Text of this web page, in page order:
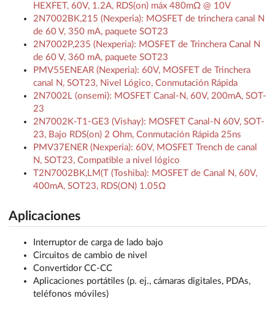
HEXFET, 60V, 1.2A, RDS(on) máx 480mΩ @ 10V
2N7002BK,215 (Nexperia): MOSFET de trinchera canal N
de 60 V, 350 mA, paquete SOT23
2N7002P,235 (Nexperia): MOSFET de Trinchera Canal N
de 60 V, 360 mA, paquete SOT23
PMV55ENEAR (Nexperia): 60V, MOSFET de Trinchera
canal N, SOT23, Nivel Lógico, Conmutación Rápida
2N7002L (onsemi): MOSFET Canal-N, 60V, 200mA, SOT-
23
2N7002K-T1-GE3 (Vishay): MOSFET Canal-N 60V, SOT-
23, Bajo RDS(on) 2 Ohm, Conmutación Rápida 25ns
PMV37ENER (Nexperia): 60V, MOSFET Trench de canal
N, SOT23, Compatible a nivel lógico
T2N7002BK,LM(T (Toshiba): MOSFET de Canal N, 60V,
400mA, SOT23, RDS(ON) 1.05Ω
Aplicaciones
Interruptor de carga de lado bajo
Circuitos de cambio de nivel
Convertidor CC-CC
Aplicaciones portátiles (p. ej., cámaras digitales, PDAs,
teléfonos móviles)